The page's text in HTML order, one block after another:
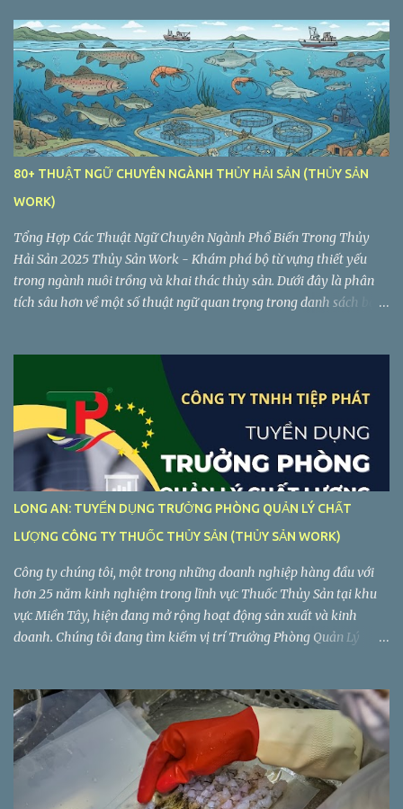
sau sáp nhập : 60 (gồm 56 xã, 4 phường) Giảm từ 186 đơn vị hành
chính cấp xã, phường, thị trấn.
80+ THUẬT NGỮ CHUYÊN NGÀNH THỦY HẢI SẢN (THỦY SẢN
WORK)
Tổng Hợp Các Thuật Ngữ Chuyên Ngành Phổ Biến Trong Thủy
Hải Sản 2025 Thủy Sản Work - Khám phá bộ từ vựng thiết yếu
trong ngành nuôi trồng và khai thác thủy sản. Dưới đây là phân
tích sâu hơn về một số thuật ngữ quan trọng trong danh sách bạn
LONG AN: TUYỂN DỤNG TRƯỞNG PHÒNG QUẢN LÝ CHẤT
LƯỢNG CÔNG TY THUỐC THỦY SẢN (THỦY SẢN WORK)
Công ty chúng tôi, một trong những doanh nghiệp hàng đầu với
hơn 25 năm kinh nghiệm trong lĩnh vực Thuốc Thủy Sản tại khu
vực Miền Tây, hiện đang mở rộng hoạt động sản xuất và kinh
doanh. Chúng tôi đang tìm kiếm vị trí Trưởng Phòng Quản Lý
Lô C2-5, Đường VL3, Khu Công Nghiệp Vĩnh Lộc 2, Ấp Voi Lá, Xã
Long Hiệp, Huyện Bến Lức, Tỉnh Long An